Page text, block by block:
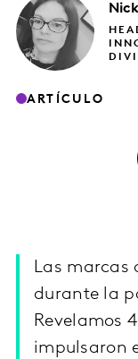
ARTÍCULO
Las marcas
durante la
Revelamos
impulsaron